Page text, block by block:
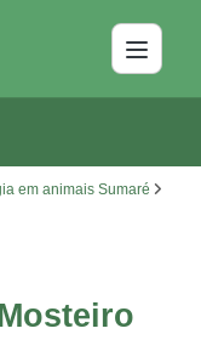
em animais Sumaré